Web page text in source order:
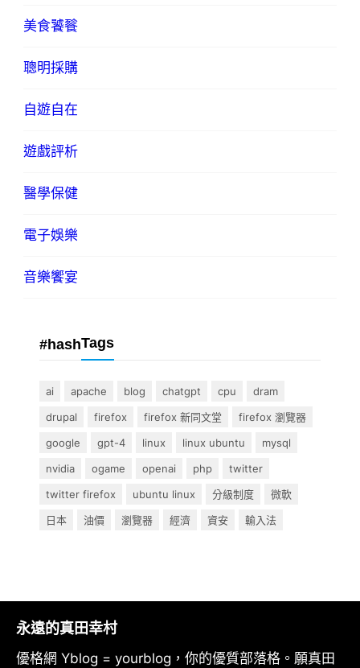
美食饕餮
聰明採購
自遊自在
遊戲評析
醫學保健
電子娛樂
音樂饗宴
#hashTags
ai apache blog chatgpt cpu
dram
drupal
firefox firefox 新同文堂
firefox 瀏覽器
google
gpt-4 linux linux ubuntu
mysql
nvidia
ogame openai php
twitter
twitter firefox
ubuntu linux 分級制度
微軟
日本
油價 瀏覽器 經濟 資安 輸入法
永遠的真田幸村
優格網 Yblog = yourblog，你的優質部落格。願真田